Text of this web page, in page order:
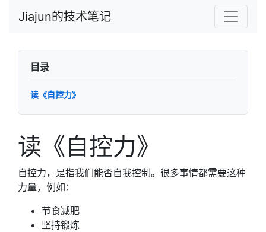
Jiajun的技术笔记
目录
读《自控力》
读《自控力》
自控力，是指我们能否自我控制。很多事情都需要这种
力量，例如：
节食减肥
坚持锻炼